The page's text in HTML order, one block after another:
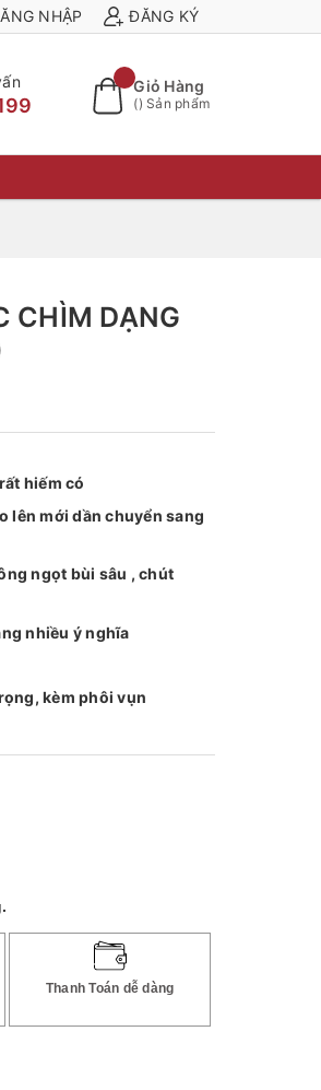
NHẬP ĐĂNG KÝ
Giỏ Hàng
() Sản phẩm
CHÌM DẠNG
hiếm có
lên mới dần chuyển sang
ngọt bùi sâu , chút
nhiều ý nghĩa
kèm phôi vụn
Thanh Toán dễ dàng